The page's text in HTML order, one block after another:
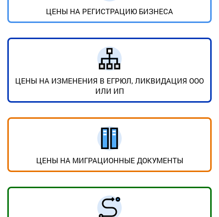
ЦЕНЫ НА РЕГИСТРАЦИЮ БИЗНЕСА
ЦЕНЫ НА ИЗМЕНЕНИЯ В ЕГРЮЛ, ЛИКВИДАЦИЯ ООО
ИЛИ ИП
ЦЕНЫ НА МИГРАЦИОННЫЕ ДОКУМЕНТЫ